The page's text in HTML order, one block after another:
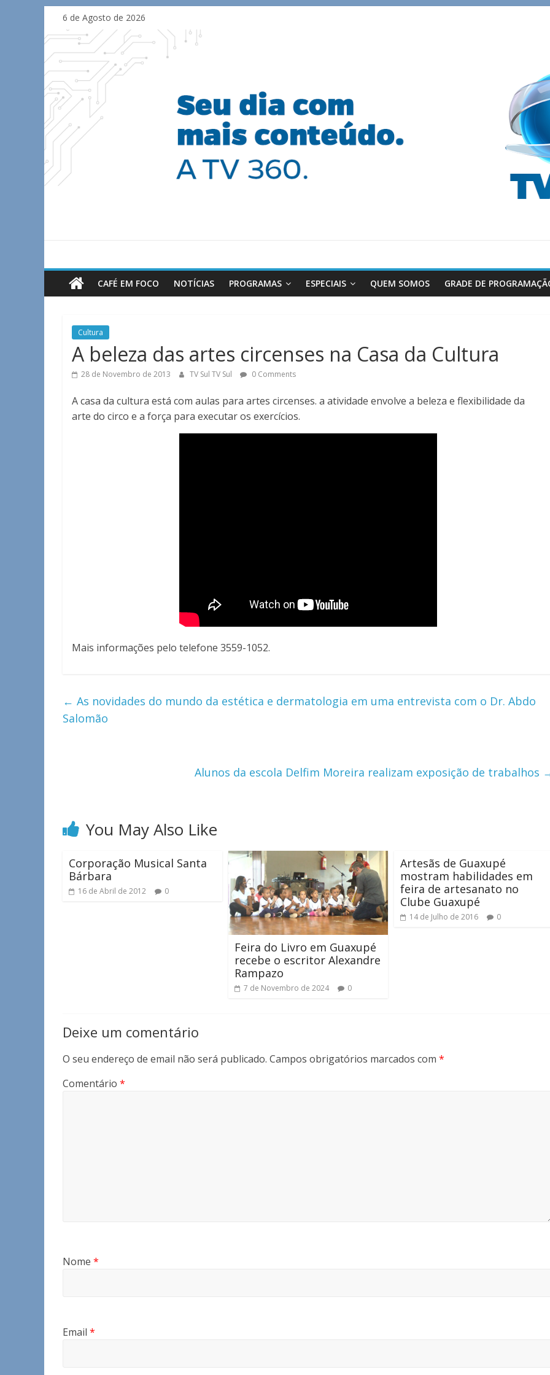
content
6 de Agosto de 2026
TV
Sul
Notícias
de
Guaxupé
CAFÉ EM FOCO NOTÍCIAS PROGRAMAS ESPECIAIS QUEM SOMOS GRADE DE
Cultura
A beleza das artes circenses na Casa da Cultura
28 de Novembro de 2013 TV Sul TV Sul 0 Comments
A casa da cultura está com aulas para artes circenses. a atividade envolve a beleza e flexibilidade da
arte do circo e a força para executar os exercícios.
Mais informações pelo telefone 3559-1052.
← As novidades do mundo da estética e dermatologia em uma entrevista com o Dr. Abdo
Salomão
Alunos da escola Delfim Moreira realizam exposição de trabalhos
You May Also Like
Corporação Musical Santa
Bárbara
16 de Abril de 2012 0
Feira do Livro em Guaxupé
recebe o escritor Alexandre
Rampazo
7 de Novembro de 2024 0
Artesãs de Guaxupé
mostram habilidades em
feira de artesanato no
Clube Guaxupé
14 de Julho de 2016 0
Deixe um comentário
O seu endereço de email não será publicado. Campos obrigatórios marcados com *
Comentário *
Nome *
Email *